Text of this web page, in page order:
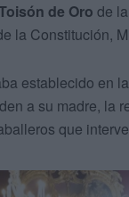
de Oro de
la Constitución,
establecido en
a su madre, la
que